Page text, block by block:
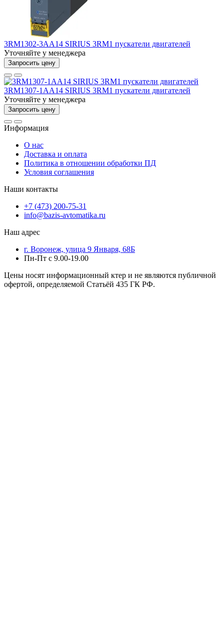
3RM1302-3AA14 SIRIUS 3RM1 пускатели двигателей
Уточняйте у менеджера
Запросить цену
3RM1307-1AA14 SIRIUS 3RM1 пускатели двигателей
Уточняйте у менеджера
Запросить цену
Информация
О нас
Доставка и оплата
Политика в отношении обработки ПД
Условия соглашения
Наши контакты
+7 (473) 200-75-31
info@bazis-avtomatika.ru
Наш адрес
г. Воронеж, улица 9 Января, 68Б
Пн-Пт с 9.00-19.00
Цены носят информационный ктер и не являются публичной
офертой, определяемой Статьёй 435 ГК РФ.